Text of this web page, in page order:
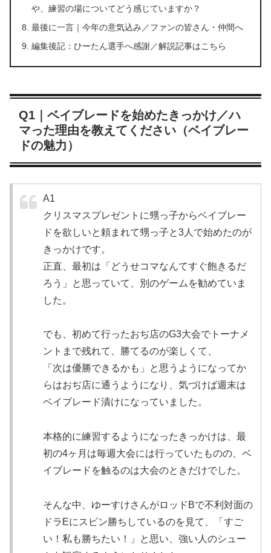
や、練習の場についてどう感じていますか？
最後に一言｜今年の意気込み／ファンの皆さん・仲間へ
編集後記：ひーたん選手へ感謝／解説記事はこちら
Q1｜ベイブレードを始めたきっかけ／ハ
マった理由を教えてください（ベイブレー
ドの魅力）
A1
クリスマスプレゼントに甥っ子からベイブレー
ドを欲しいと頼まれて甥っ子と3人で始めたのが
きっかけです。
正直、最初は「どうせコマなんてすぐ飽きるだ
ろう」と思っていて、別のゲームを勧めていま
した。
でも、初めて行ったおぢ店のG3大会でトーナメ
ントまで残れて、勝てるのが楽しくて、
「次は優勝できるかも」と思うようになってか
らはおぢ店に通うようになり、気づけば週末は
ベイブレード漬けになっていました。
本格的に練習するようになったきっかけは、最
初の4ヶ月は毎週大会には行っていたものの、ベ
イブレードを触るのは大会のときだけでした。
そんな中、ゆーすけさんがロッドBで不利対面の
ドラEにスピン勝ちしているのを見て、「すご
い！私も勝ちたい！」と思い、強い人のシュー